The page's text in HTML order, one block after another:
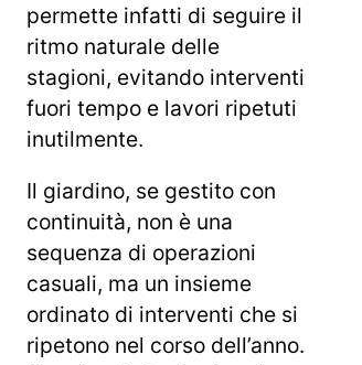
permette infatti di seguire il
ritmo naturale delle
stagioni, evitando interventi
fuori tempo e lavori ripetuti
inutilmente.
Il giardino, se gestito con
continuità, non è una
sequenza di operazioni
casuali, ma un insieme
ordinato di interventi che si
ripetono nel corso dell’anno.